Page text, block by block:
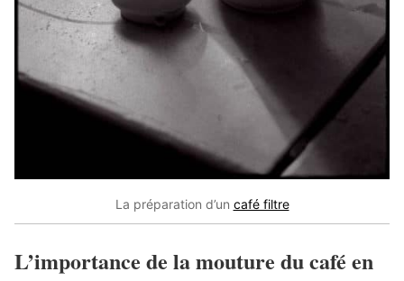
La préparation d’un café filtre
L’importance de la mouture du café en